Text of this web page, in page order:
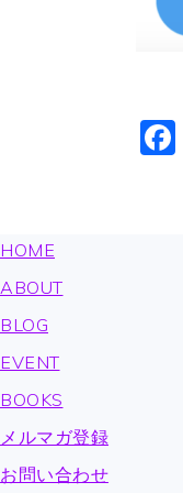
FOOTER
HOME
ABOUT
BLOG
EVENT
BOOKS
メルマガ登録
お問い合わせ